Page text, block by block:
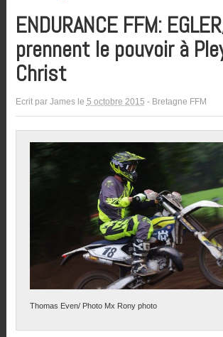
ENDURANCE FFM:
prennent le pouvoir à
Christ
Ecrit par Jamesle 5 octobre 2015 - Bretagne FFM
Thomas Even/ Photo Mx Rony photo